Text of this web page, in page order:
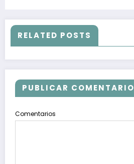
RELATED POSTS
PUBLICAR COMENTARIO
Comentarios